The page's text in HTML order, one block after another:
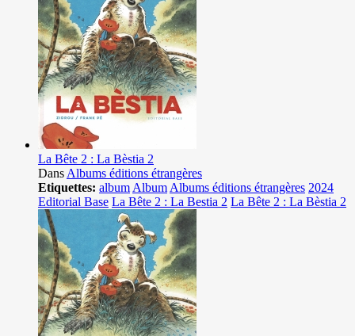
La Bête 2 : La Bèstia 2
Dans Albums éditions étrangères
Etiquettes: album Album Albums éditions étrangères 2024
Editorial Base La Bête 2 : La Bestia 2 La Bête 2 : La Bèstia 2